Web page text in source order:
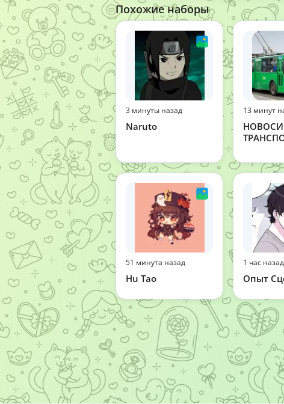
Похожие наборы
3 минуты назад
Naruto
13 минут
51 минута назад
Hu Tao
1 час назад
Опыт